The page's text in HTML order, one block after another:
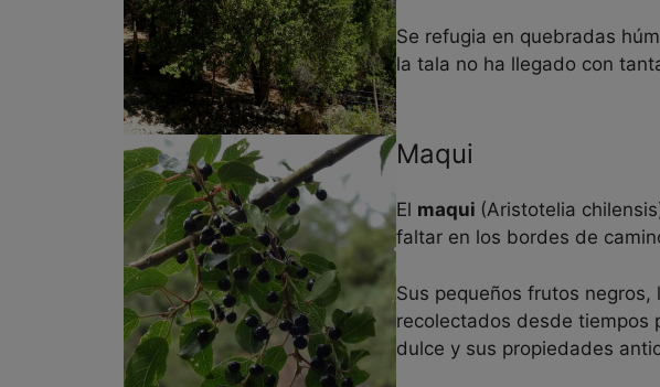
Se refugia en quebradas
la tala no ha llegado con
Maqui
El maqui (Aristotelia
faltar en los bordes de
Sus pequeños frutos negros,
recolectados desde tiempos
dulce y sus propiedades